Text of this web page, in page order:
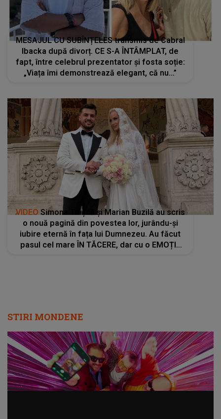
MESAJUL CU SUBÎNȚELES transmis de Cabral
Ibacka după divorț. CE S-A ÎNTÂMPLAT, de
fapt, între celebrul prezentator și fosta soție:
„Viața îmi demonstrează elegant, că nu...”
VIDEO Simona Trașcă și Marian Buzilă au scris
o nouă pagină din povestea lor, jurându-și
iubire eternă în fața lui Dumnezeu. Au făcut
pasul cel mare ÎN TĂCERE, dar cu o EMOȚIE
STIRI MONDENE